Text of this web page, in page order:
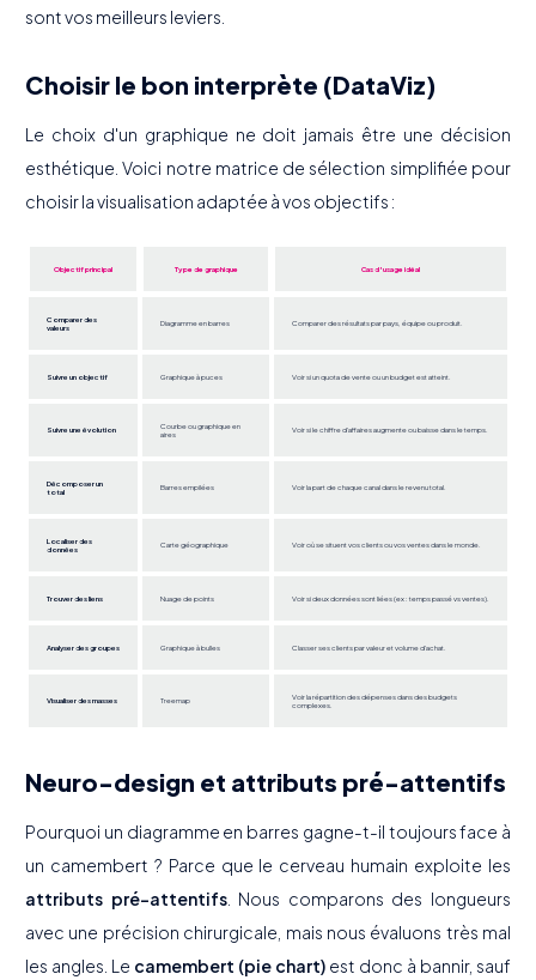
sont vos meilleurs leviers.
Choisir le bon interprète (DataViz)
Le choix d'un graphique ne doit jamais être une décision
esthétique. Voici notre matrice de sélection simplifiée pour
choisir la visualisation adaptée à vos objectifs :
Objectif principal Type de graphique Cas d'usage idéal
Comparer des
valeurs
Diagramme en barres Comparer des résultats par pays, équipe ou produit.
Suivre un objectif Graphique à puces Voir si un quota de vente ou un budget est atteint.
Suivre une évolution
Courbe ou graphique en
aires
Voir si le chiffre d'affaires augmente ou baisse dans le temps.
Décomposer un
total
Barres empilées Voir la part de chaque canal dans le revenu total.
Localiser des
données
Carte géographique Voir où se situent vos clients ou vos ventes dans le monde.
Trouver des liens Nuage de points Voir si deux données sont liées (ex : temps passé vs ventes).
Analyser des groupes Graphique à bulles Classer ses clients par valeur et volume d'achat.
Visualiser des masses Treemap
Voir la répartition des dépenses dans des budgets
complexes.
Neuro-design et attributs pré-attentifs
Pourquoi un diagramme en barres gagne-t-il toujours face à
un camembert ? Parce que le cerveau humain exploite les
attributs pré-attentifs. Nous comparons des longueurs
avec une précision chirurgicale, mais nous évaluons très mal
les angles. Le camembert (pie chart) est donc à bannir, sauf